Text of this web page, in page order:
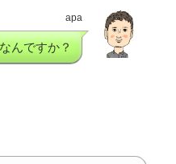
apa
んですか？